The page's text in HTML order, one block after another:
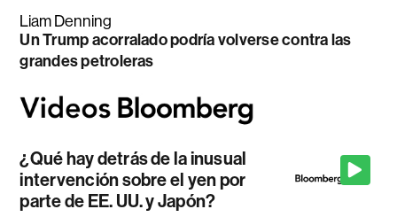
Liam Denning
Un Trump acorralado podría volverse contra las
grandes petroleras
¿Qué hay detrás de la inusual
intervención sobre el yen por
parte de EE. UU. y Japón?